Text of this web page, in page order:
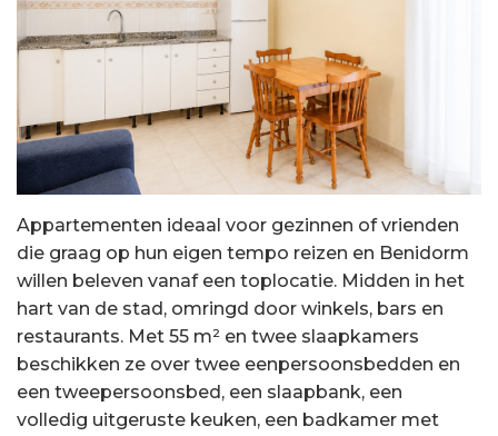
Appartementen ideaal voor gezinnen of vrienden
die graag op hun eigen tempo reizen en Benidorm
willen beleven vanaf een toplocatie. Midden in het
hart van de stad, omringd door winkels, bars en
restaurants. Met 55 m² en twee slaapkamers
beschikken ze over twee eenpersoonsbedden en
een tweepersoonsbed, een slaapbank, een
volledig uitgeruste keuken, een badkamer met